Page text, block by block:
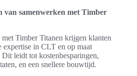
van samenwerken met Timber
Timber Titanen krijgen klanten
expertise in CLT en op maat
Dit leidt tot kostenbesparingen,
en een snellere bouwtijd.